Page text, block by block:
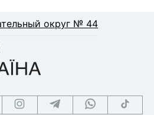
округ № 44